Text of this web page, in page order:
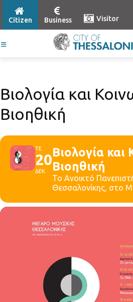
Citizen Business Visitor
Βιολογία και
Βιοηθική
ΤΕ
20
ΔΕΚ
Βιολογία και
Βιοηθική
Το Ανοικτό
Θεσσαλονίκης, στο